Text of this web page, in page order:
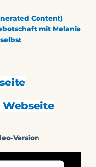
Content)
mit Melanie
Version